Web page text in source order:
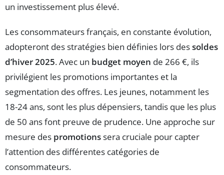
un investissement plus élevé.
Les consommateurs français, en constante évolution,
adopteront des stratégies bien définies lors dessoldes
d’hiver 2025. Avec un budget moyen de 266 €, ils
privilégient les promotions importantes et la
segmentation des offres. Les jeunes, notamment les
18-24 ans, sont les plus dépensiers, tandis que les plus
de 50 ans font preuve de prudence. Une approche sur
mesure des promotionssera cruciale pour capter
l’attention des différentes catégories de
consommateurs.